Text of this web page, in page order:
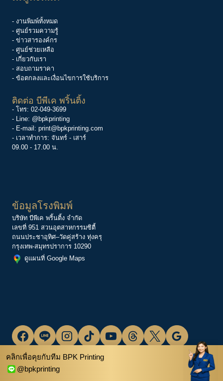
- งานพิมพ์ทั้งหมด
- ศูนย์รวมความรู้
- ข่าวสารองค์กร
- ศูนย์ช่วยเหลือ
- เกี่ยวกับเรา
- สอบถามราคา
- ข้อตกลงและเงื่อนไขการใช้บริการ
ติดต่อ บีพีเค พริ้นติ้ง
- โทร: 02-049-3699
- Line: @bpkprinting
- E-mail: print@bpkprinting.com
- เวลาทำการ: จันทร์ - เสาร์
09.00 - 17.00 น.
ข้อมูลโรงพิมพ์
บริษัท บีพีเค พริ้นติ้ง จำกัด
เลขที่ 951 สวนอุตสาหกรรมซิตี้
ถนนประชาอุทิศ–วัดคู่สร้าง ทุ่งครุ
กรุงเทพ-สมุทรปราการ 10290
ดูแผนที่ Google Maps
© 2010 – 2026 BPK Printing Co., Ltd. All Rights Reserved.
คลิกเพื่อคุยกับทีม BPK Printing
@bpkprinting